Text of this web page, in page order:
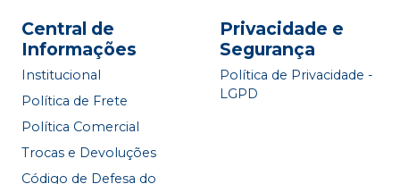
Central de
Informações
Institucional
Política de Frete
Política Comercial
Trocas e Devoluções
Código de Defesa do
Privacidade e
Segurança
Política de Privacidade -
LGPD